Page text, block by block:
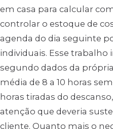
em casa para calcular
controlar o estoque de
agenda do dia seguinte
individuais. Esse trabalho
segundo dados da
média de 8 a 10 horas
horas tiradas do
atenção que deveria
cliente. Quanto mais o